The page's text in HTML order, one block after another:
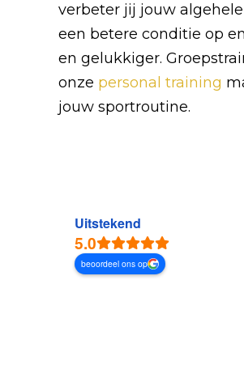
verbeter jij jouw
een betere conditie op
en gelukkiger.
onze personal training
jouw sportroutine.
Uitstekend
5.0
beoordeel ons op